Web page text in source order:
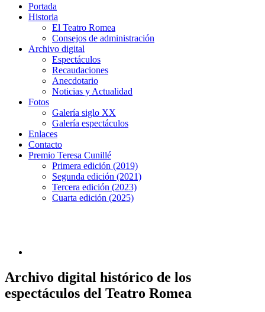
Portada
Historia
El Teatro Romea
Consejos de administración
Archivo digital
Espectáculos
Recaudaciones
Anecdotario
Noticias y Actualidad
Fotos
Galería siglo XX
Galería espectáculos
Enlaces
Contacto
Premio Teresa Cunillé
Primera edición (2019)
Segunda edición (2021)
Tercera edición (2023)
Cuarta edición (2025)
Archivo digital histórico de los
espectáculos del Teatro Romea